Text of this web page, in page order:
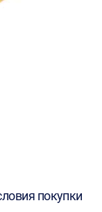
покупки